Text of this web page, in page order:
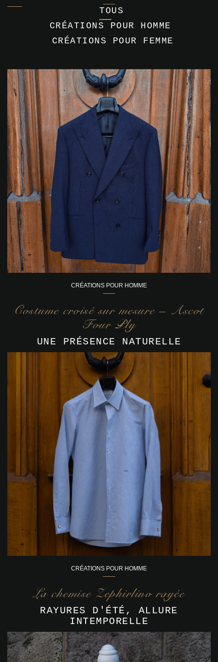
TOUS
CRÉATIONS POUR HOMME
CRÉATIONS POUR FEMME
CRÉATIONS POUR HOMME
Costume croisé sur mesure – Ascot
Four Ply
UNE PRÉSENCE NATURELLE
CRÉATIONS POUR HOMME
La chemise Zephirlino rayée
RAYURES D'ÉTÉ, ALLURE
INTEMPORELLE